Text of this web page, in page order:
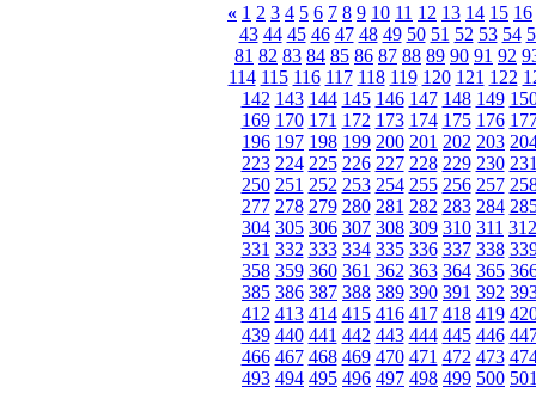
« 1 2 3 4 5 6 7 8 9 10 11 12 13 14 15 16
43 44 45 46 47 48 49 50 51 52 53 54
81 82 83 84 85 86 87 88 89 90 91 92
114 115 116 117 118 119 120 121 122
142 143 144 145 146 147 148 149
169 170 171 172 173 174 175 176
196 197 198 199 200 201 202 203
223 224 225 226 227 228 229 230
250 251 252 253 254 255 256 257
277 278 279 280 281 282 283 284
304 305 306 307 308 309 310 311 312
331 332 333 334 335 336 337 338
358 359 360 361 362 363 364 365
385 386 387 388 389 390 391 392
412 413 414 415 416 417 418 419
439 440 441 442 443 444 445 446
466 467 468 469 470 471 472 473
493 494 495 496 497 498 499 500